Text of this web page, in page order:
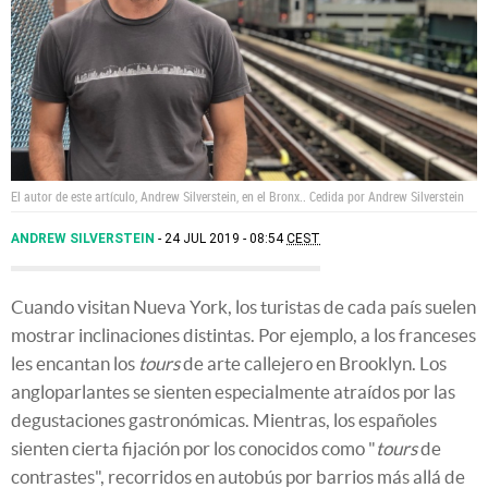
El autor de este artículo, Andrew Silverstein, en el Bronx.. Cedida por Andrew Silverstein
ANDREW SILVERSTEIN 24 JUL 2019 - 08:54CEST
Cuando visitan Nueva York, los turistas de cada país suelen
mostrar inclinaciones distintas. Por ejemplo, a los franceses
les encantan los toursde arte callejero en Brooklyn. Los
angloparlantes se sienten especialmente atraídos por las
degustaciones gastronómicas. Mientras, los españoles
sienten cierta fijación por los conocidos como "toursde
contrastes", recorridos en autobús por barrios más allá de